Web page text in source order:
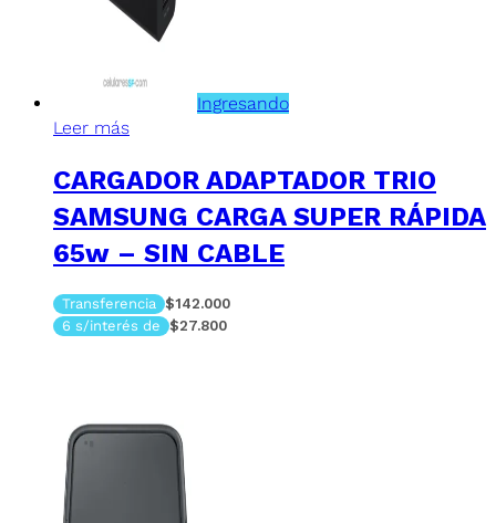
Ingresando
Leer más
CARGADOR ADAPTADOR TRIO
SAMSUNG CARGA SUPER RÁPIDA
65w – SIN CABLE
Transferencia $142.000
6 s/interés de $27.800